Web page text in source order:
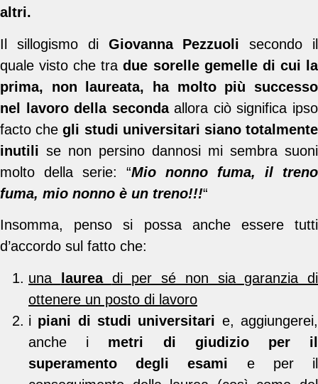
altri.
Il sillogismo di Giovanna Pezzuoli secondo il
quale visto che tradue sorelle gemelle di cui la
prima, non laureata, ha molto più successo
nel lavoro della secondaallora ciò significa ipso
facto chegli studi universitari siano totalmente
inutili se non persino dannosi mi sembra suoni
molto della serie: “Mio nonno fuma, il treno
fuma, mio nonno è un treno!!!“
Insomma, penso si possa anche essere tutti
d’accordo sul fatto che:
una laurea di per sé non sia garanzia di
ottenere un posto di lavoro
i piani di studi universitari e, aggiungerei,
anche i metri di giudizio per il
superamento degli esami e per il